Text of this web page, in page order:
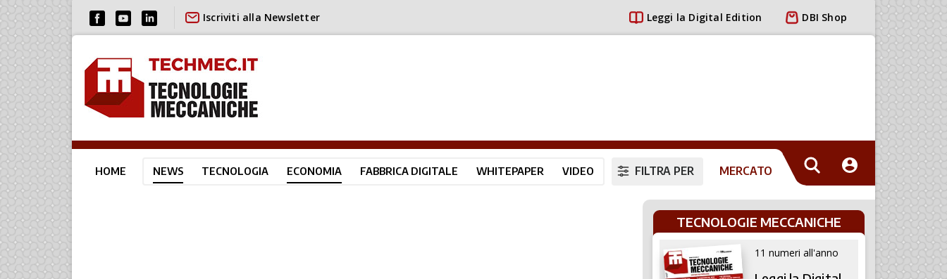
Iscriviti alla Newsletter Leggi la Digital Edition DBI Shop
HOME NEWS TECNOLOGIA ECONOMIA FABBRICA DIGITALE WHITEPAPER VIDEO FILTRA PER MERCATO
TECNOLOGIE MECCANICHE
11 numeri all'anno